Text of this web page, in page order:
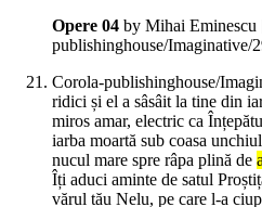
Opere 04 by Mihai Eminescu
publishinghouse/Imaginative/
Corola-publishinghouse/
ridici și el a sâsâit la tine din
miros amar, electric ca
iarba moartă sub coasa
nucul mare spre râpa plină de
Îți aduci aminte de satul
vărul tău Nelu, pe care l-a